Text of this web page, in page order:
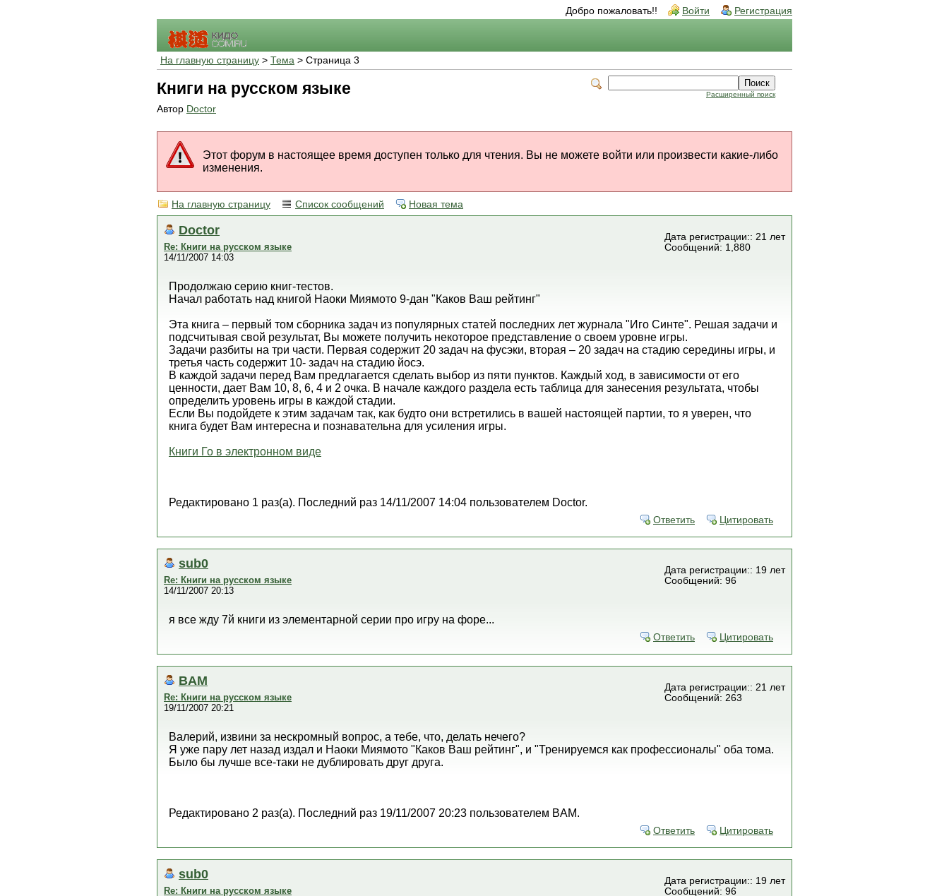
Добро пожаловать!! Войти Регистрация
На главную страницу > Тема > Страница 3
Расширенный поиск
Книги на русском языке
Автор Doctor
Этот форум в настоящее время доступен только для чтения. Вы не можете войти или произвести какие-либо
изменения.
На главную страницу Список сообщений Новая тема
Doctor
Re: Книги на русском языке
14/11/2007 14:03
Дата регистрации:: 21 лет
Сообщений: 1,880
Продолжаю серию книг-тестов.
Начал работать над книгой Наоки Миямото 9-дан "Каков Ваш рейтинг"
Эта книга – первый том сборника задач из популярных статей последних лет журнала "Иго Синте". Решая задачи и
подсчитывая свой результат, Вы можете получить некоторое представление о своем уровне игры.
Задачи разбиты на три части. Первая содержит 20 задач на фусэки, вторая – 20 задач на стадию середины игры, и
третья часть содержит 10- задач на стадию йосэ.
В каждой задачи перед Вам предлагается сделать выбор из пяти пунктов. Каждый ход, в зависимости от его
ценности, дает Вам 10, 8, 6, 4 и 2 очка. В начале каждого раздела есть таблица для занесения результата, чтобы
определить уровень игры в каждой стадии.
Если Вы подойдете к этим задачам так, как будто они встретились в вашей настоящей партии, то я уверен, что
книга будет Вам интересна и познавательна для усиления игры.
Книги Го в электронном виде
Редактировано 1 раз(а). Последний раз 14/11/2007 14:04 пользователем Doctor.
Ответить Цитировать
sub0
Re: Книги на русском языке
14/11/2007 20:13
Дата регистрации:: 19 лет
Сообщений: 96
я все жду 7й книги из элементарной серии про игру на форе...
Ответить Цитировать
BAM
Re: Книги на русском языке
19/11/2007 20:21
Дата регистрации:: 21 лет
Сообщений: 263
Валерий, извини за нескромный вопрос, а тебе, что, делать нечего?
Я уже пару лет назад издал и Наоки Миямото "Каков Ваш рейтинг", и "Тренируемся как профессионалы" оба тома.
Было бы лучше все-таки не дублировать друг друга.
Редактировано 2 раз(а). Последний раз 19/11/2007 20:23 пользователем BAM.
Ответить Цитировать
sub0
Re: Книги на русском языке
Дата регистрации:: 19 лет
Сообщений: 96